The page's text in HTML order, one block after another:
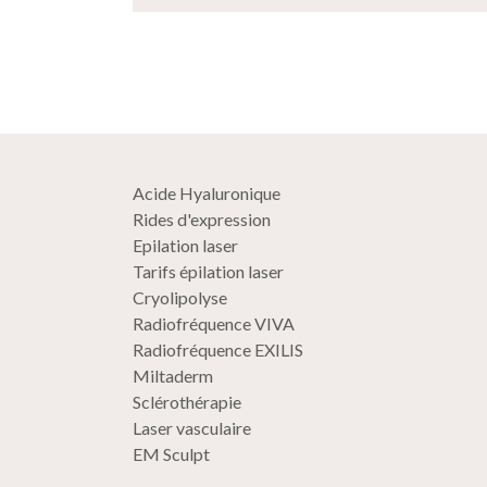
Acide Hyaluronique
Rides d'expression
Epilation laser
Tarifs épilation laser
Cryolipolyse
Radiofréquence VIVA
Radiofréquence EXILIS
Miltaderm
Sclérothérapie
Laser vasculaire
EM Sculpt